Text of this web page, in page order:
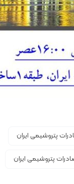
پتروشیمی ایران
پتروشیمی ایران